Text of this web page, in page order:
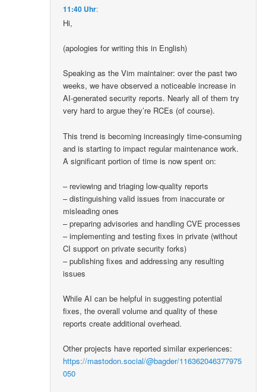
11:40 Uhr:
Hi,
(apologies for writing this in English)
Speaking as the Vim maintainer: over the past two
weeks, we have observed a noticeable increase in
AI-generated security reports. Nearly all of them try
very hard to argue they’re RCEs (of course).
This trend is becoming increasingly time-consuming
and is starting to impact regular maintenance work.
A significant portion of time is now spent on:
– reviewing and triaging low-quality reports
– distinguishing valid issues from inaccurate or
misleading ones
– preparing advisories and handling CVE processes
– implementing and testing fixes in private (without
CI support on private security forks)
– publishing fixes and addressing any resulting
issues
While AI can be helpful in suggesting potential
fixes, the overall volume and quality of these
reports create additional overhead.
Other projects have reported similar experiences:
https://mastodon.social/@bagder/116362046377975
050